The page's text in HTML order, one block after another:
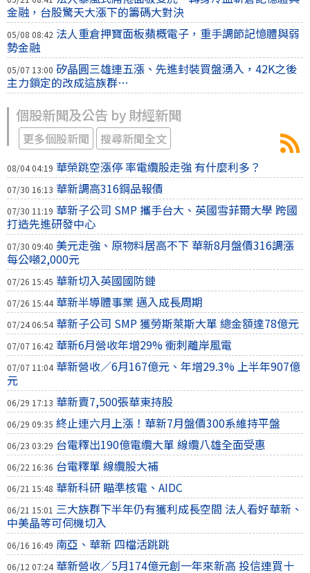
金融，台股驚天大漲下的籌碼大對決
05/08 08:42 法人重倉押寶面板蘋概電子，重手調節記憶體與弱
勢金融
05/07 13:00 矽晶圓三雄連五漲、先進封裝買盤湧入，42K之後
主力鎖定的改成這族群…
個股新聞及公告 by 財經新聞
更多個股新聞 搜尋新聞全文
08/04 04:19 華榮跳空漲停 率電纜股走強 有什麼利多？
07/30 16:13 華新調高316鋼品報價
07/30 11:19 華新子公司 SMP 攜手台大、英國雪菲爾大學 跨國
打造先進研發中心
07/30 09:40 美元走強、原物料居高不下 華新8月盤價316調漲
每公噸2,000元
07/26 15:45 華新切入英國國防鏈
07/26 15:44 華新半導體事業 邁入成長周期
07/24 06:54 華新子公司 SMP 獲勞斯萊斯大單 總金額達78億元
07/07 16:42 華新6月營收年增29% 衝刺離岸風電
07/07 11:04 華新營收／6月167億元、年增29.3% 上半年907億
元
06/29 17:13 華新賣7,500張華東持股
06/29 09:35 終止連六月上漲！華新7月盤價300系維持平盤
06/23 03:29 台電釋出190億電纜大單 線纜八雄全面受惠
06/22 16:36 台電釋單 線纜股大補
06/21 15:48 華新科研 瞄準核電、AIDC
06/21 15:01 三大族群下半年仍有獲利成長空間 法人看好華新、
中美晶等可伺機切入
06/16 16:49 南亞、華新 四檔活跳跳
06/12 07:24 華新營收／5月174億元創一年來新高 投信連買十